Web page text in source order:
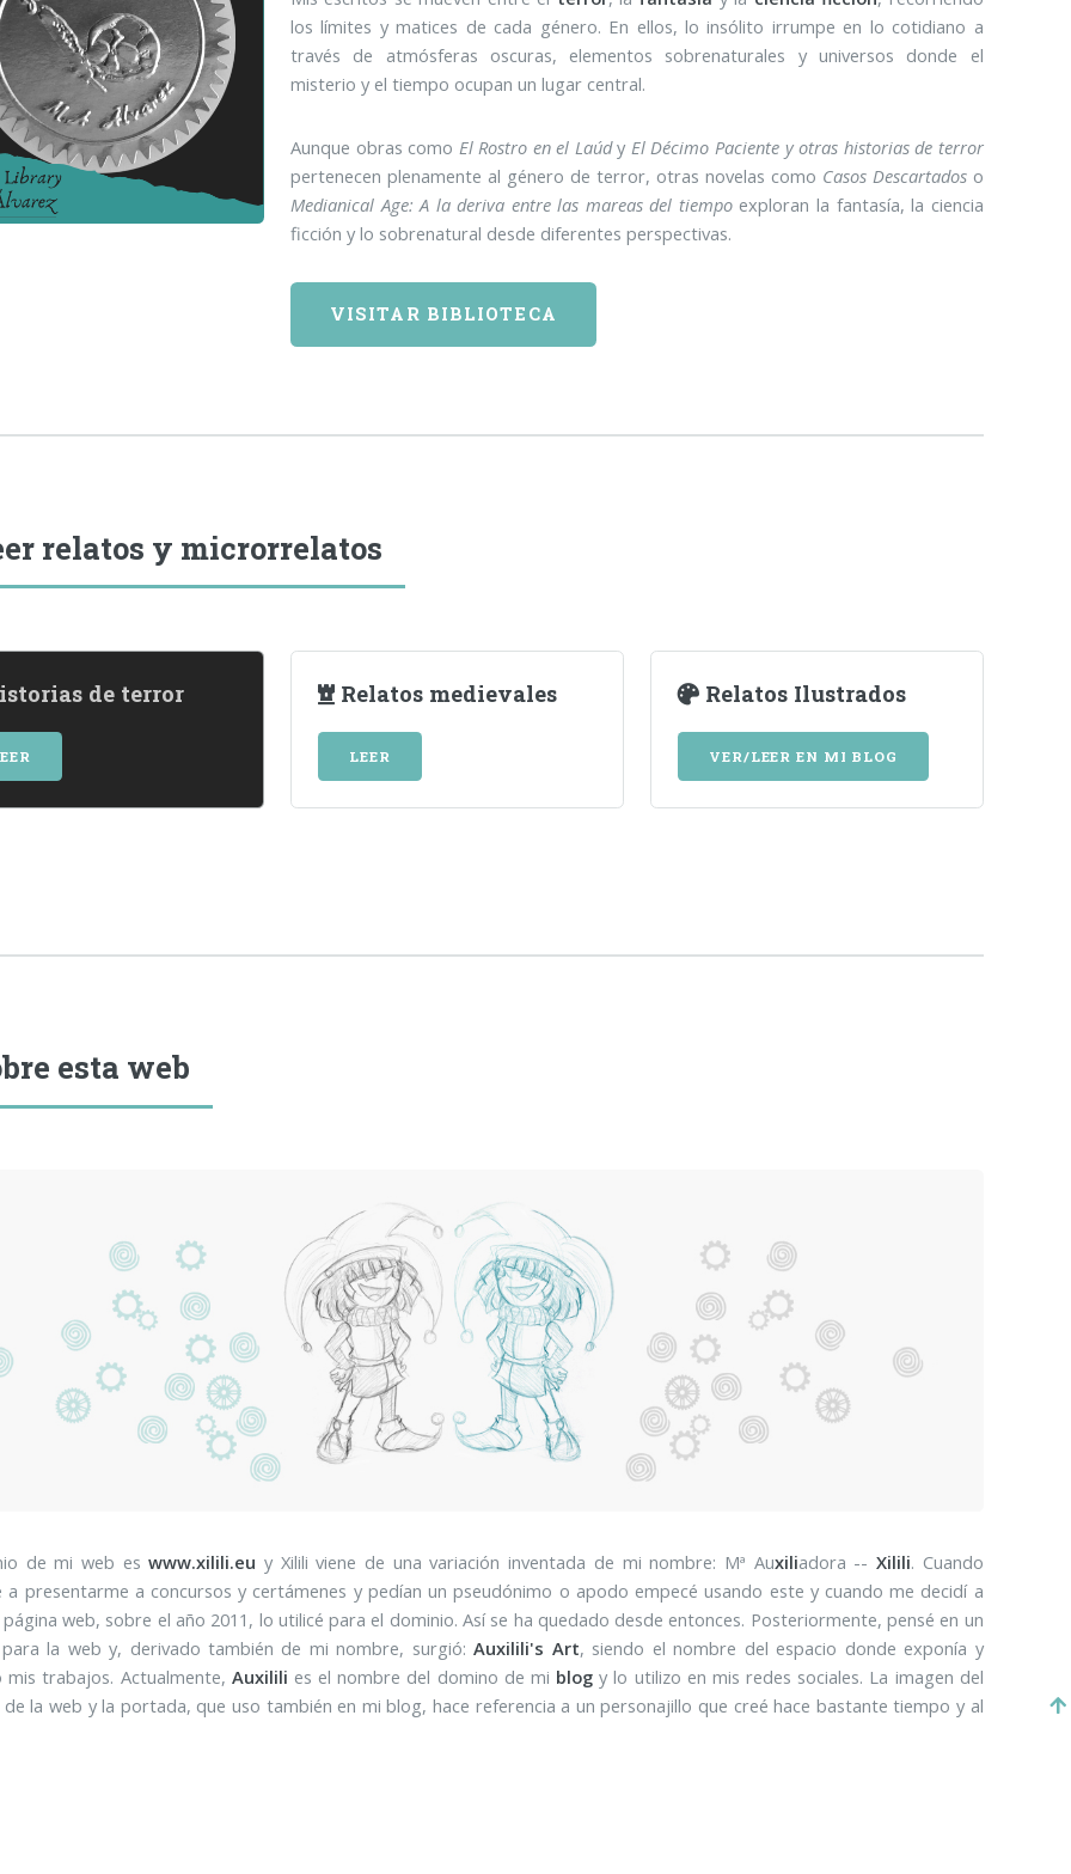
los límites y matices de cada género. En ellos, lo insólito irrumpe en lo cotidiano a
través de atmósferas oscuras, elementos sobrenaturales y universos donde el
misterio y el tiempo ocupan un lugar central.
Aunque obras como El Rostro en el Laúdy El Décimo Paciente y otras historias de terror
pertenecen plenamente al género de terror, otras novelas como Casos Descartadoso
Medianical Age: A la deriva entre las mareas del tiempoexploran la fantasía, la ciencia
ficción y lo sobrenatural desde diferentes perspectivas.
VISITAR BIBLIOTECA
relatos y microrrelatos
de terror Relatos medievales
LEER
Relatos Ilustrados
VER/LEER EN MI BLOG
esta web
de mi web eswww.xilili.eu y Xilili viene de una variación inventada de mi nombre: Mª Auxiliadora -- Xilili. Cuando
a presentarme a concursos y certámenes y pedían un pseudónimo o apodo empecé usando este y cuando me decidí a
web, sobre el año 2011, lo utilicé para el dominio. Así se ha quedado desde entonces. Posteriormente, pensé en un
la web y, derivado también de mi nombre, surgió:Auxilili's Art, siendo el nombre del espacio donde exponía y
mis trabajos. Actualmente, Auxilili es el nombre del domino de mi blog y lo utilizo en mis redes sociales. La imagen del
la web y la portada, que uso también en mi blog, hace referencia a un personajillo que creé hace bastante tiempo y al